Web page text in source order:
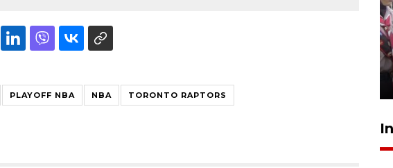
PLAYOFF NBA NBA TORONTO RAPTORS